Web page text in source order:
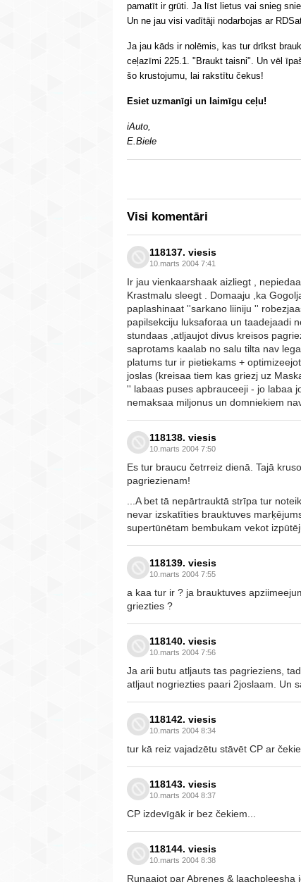
pamatīt ir grūti. Ja līst lietus vai snieg
Un ne jau visi vadītāji nodarbojas ar
Ja jau kāds ir nolēmis, kas tur drīkst
ceļazīmi 225.1. "Braukt taisni". Un vēl
šo krustojumu, lai rakstītu čekus!
Esiet uzmanīgi un laimīgu ceļu!
iAuto,
E.Biele
Visi komentāri
118137. viesis
10.marts 2004 7:41
Ir jau vienkaarshaak aizliegt ,
Krastmalu sleegt . Domaaju ,ka
paplashinaat ''sarkano liiniju ''
papilsekciju luksaforaa un taadejaadi
stundaas ,atljaujot divus kreisos
saprotams kaalab no salu tilta nav
platums tur ir pietiekams +
joslas (kreisaa tiem kas griezj uz
'' labaas puses apbrauceeji - jo labaa
nemaksaa miljonus un domniekiem
118138. viesis
10.marts 2004 7:50
Es tur braucu četrreiz dienā. Tajā
pagriezienam!
...A bet tā nepārtrauktā strīpa tur
nevar izskatīties brauktuves
supertūnētam bembukam vekot
118139. viesis
10.marts 2004 7:55
a kaa tur ir ? ja brauktuves
griezties ?
118140. viesis
10.marts 2004 7:56
Ja arii butu atljauts tas pagrieziens,
atljaut nogriezties paari 2joslaam. Un
118142. viesis
10.marts 2004 8:34
tur kā reiz vajadzētu stāvēt CP ar
118143. viesis
10.marts 2004 8:37
CP izdevīgāk ir bez čekiem...
118144. viesis
10.marts 2004 8:38
Runaajot par Abrenes &